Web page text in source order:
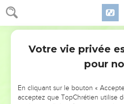
NE MANQUEZ PAS
DE
Votre vie privée
pour
En cliquant sur le bouton «
acceptez que TopChrétien utilise